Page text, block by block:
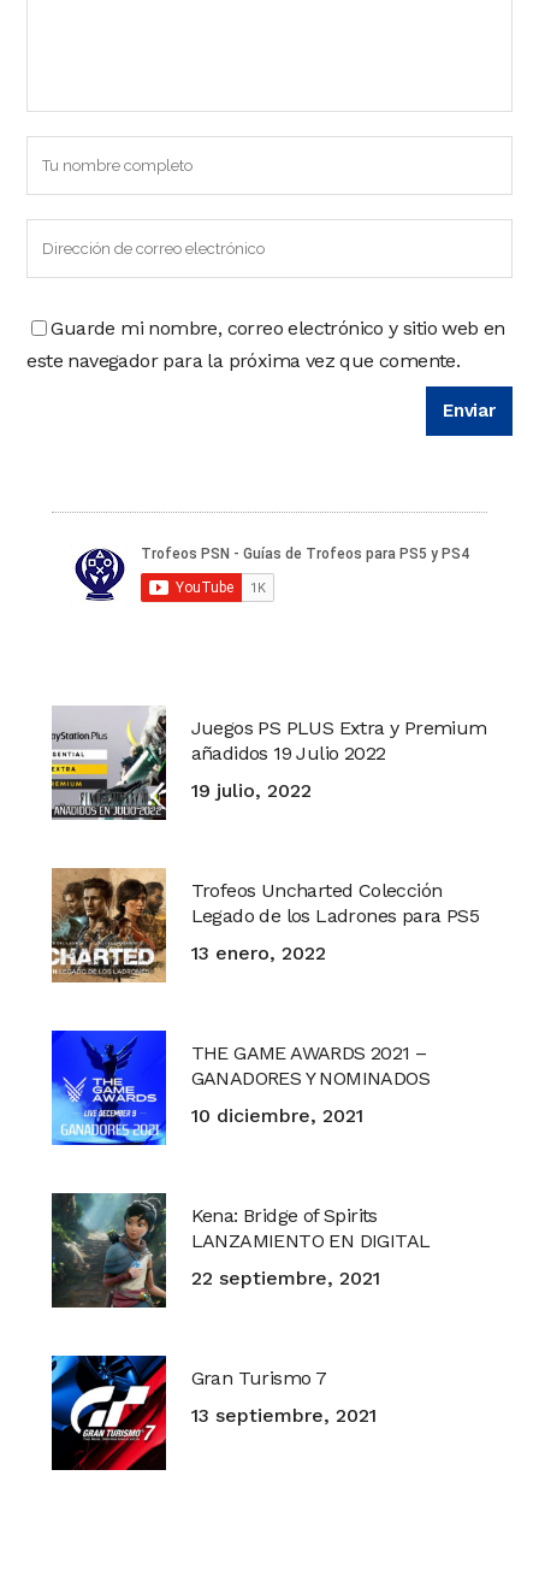
Guarde mi nombre, correo electrónico y sitio web en
este navegador para la próxima vez que comente.
Juegos PS PLUS Extra y Premium
añadidos 19 Julio 2022
19 julio, 2022
Trofeos Uncharted Colección
Legado de los Ladrones para PS5
13 enero, 2022
THE GAME AWARDS 2021 –
GANADORES Y NOMINADOS
10 diciembre, 2021
Kena: Bridge of Spirits
LANZAMIENTO EN DIGITAL
22 septiembre, 2021
Gran Turismo 7
13 septiembre, 2021